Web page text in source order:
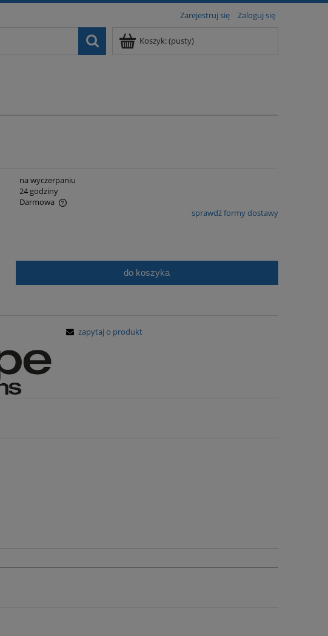
Zarejestruj się Zaloguj się
Koszyk:(pusty)
na wyczerpaniu
24 godziny
Darmowa
sprawdź formy dostawy
do koszyka
zapytaj o produkt